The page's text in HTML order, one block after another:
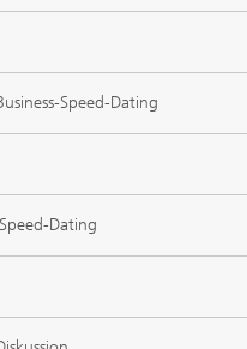
Speed-Dating
Dating